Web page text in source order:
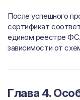
После успешного
сертификат
едином реестре
зависимости от
Глава 4.